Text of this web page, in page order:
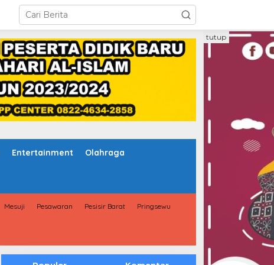
Entertainment Olahraga
Mesuji Pesawaran Pesisir Barat Pringsewu
tutup